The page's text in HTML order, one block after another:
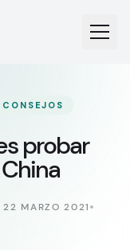
probar
22 MARZO 2021